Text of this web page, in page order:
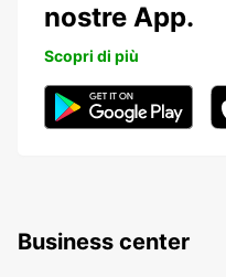
nostre App.
Scopri di più
Business center